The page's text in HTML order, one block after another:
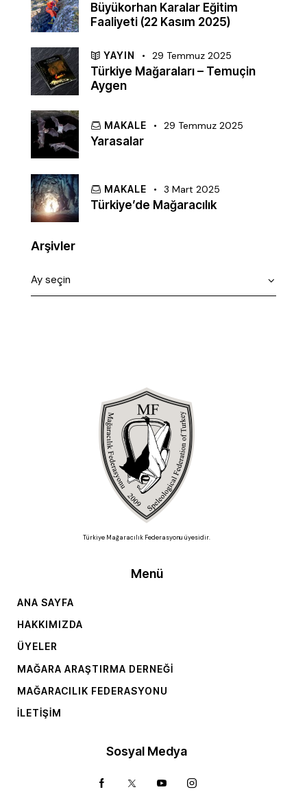
Büyükorhan Karalar Eğitim
Faaliyeti (22 Kasım 2025)
YAYIN 29 Temmuz 2025
Türkiye Mağaraları – Temuçin
Aygen
MAKALE 29 Temmuz 2025
Yarasalar
MAKALE 3 Mart 2025
Türkiye’de Mağaracılık
Arşivler
Türkiye Mağaracılık Federasyonu üyesidir.
Menü
ANA SAYFA
HAKKIMIZDA
ÜYELER
MAĞARA ARAŞTIRMA DERNEĞI
MAĞARACILIK FEDERASYONU
İLETIŞIM
Sosyal Medya